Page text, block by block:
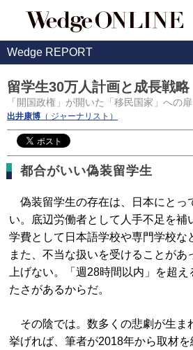
Wedge REPORT
留学生30万人計画と成長戦略
「開国政権」が開いた「移民国家」への扉
出井康博 （ ジャーナリスト）
都合がいい偽装留学生
偽装留学生の存在は、日本にとっ
い。底辺労働者として人手不足を補
学費として日本語学校や専門学校な
また、不当な扱いを受けることがあ
上げない。「週28時間以内」を超
たさがあるからだ。
その陰では。数多くの悲劇が生ま
挙げれば、筆者が2018年から取材を